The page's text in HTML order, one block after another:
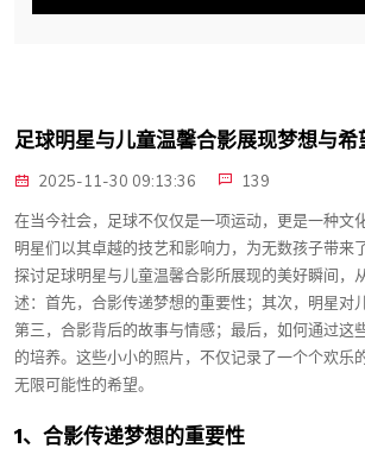
足球明星与儿童温馨合影展现梦想与希
2025-11-30 09:13:36
139
在当今社会，足球不仅仅是一项运动，更是一种文
明星们以其卓越的技艺和影响力，为无数孩子带来
探讨足球明星与儿童温馨合影所展现的美好瞬间，
述：首先，合影传递梦想的重要性；其次，明星对
第三，合影背后的故事与情感；最后，如何通过这
的培养。这些小小的照片，不仅记录了一个个欢乐
无限可能性的希望。
1、合影传递梦想的重要性